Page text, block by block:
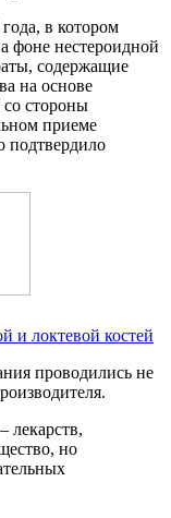
в котором
фоне нестероидной
содержащие
на основе
стороны
приеме
подтвердило
и локтевой костей
проводились не
лекарств,
но